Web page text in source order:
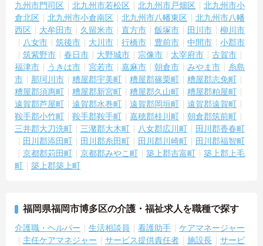
九州市門司区
北九州市若松区 北九州市戸畑区
北九州市小
倉北区
北九州市小倉南区 北九州市八幡東区
北九州市八幡
西区
大牟田市 久留米市 直方市 飯塚市 田川市
柳川市
八女市
筑後市 大川市 行橋市 豊前市 中間市
小郡市
筑紫野市
春日市 大野城市 宗像市 太宰府市
古賀市
福津市
うきは市 宮若市 嘉麻市 朝倉市 みやま市
糸島
市
那珂川市 糟屋郡宇美町 糟屋郡篠栗町
糟屋郡志免町
糟屋郡須惠町
糟屋郡新宮町 糟屋郡久山町
糟屋郡粕屋町
遠賀郡芦屋町
遠賀郡水巻町 遠賀郡岡垣町
遠賀郡遠賀町
鞍手郡小竹町
鞍手郡鞍手町 嘉穂郡桂川町
朝倉郡筑前町
三井郡大刀洗町
三潴郡大木町 八女郡広川町
田川郡香春町
田川郡添田町
田川郡糸田町 田川郡川崎町
田川郡福智町
京都郡苅田町
京都郡みやこ町 築上郡吉富町
築上郡上毛
町
築上郡築上町
福岡県福岡市博多区の介護・福祉求人を職種で探す
介護職・ヘルパー 生活相談員 看護助手
ケアマネージャー
主任ケアマネジャー
サービス提供責任者 施設長
サービ